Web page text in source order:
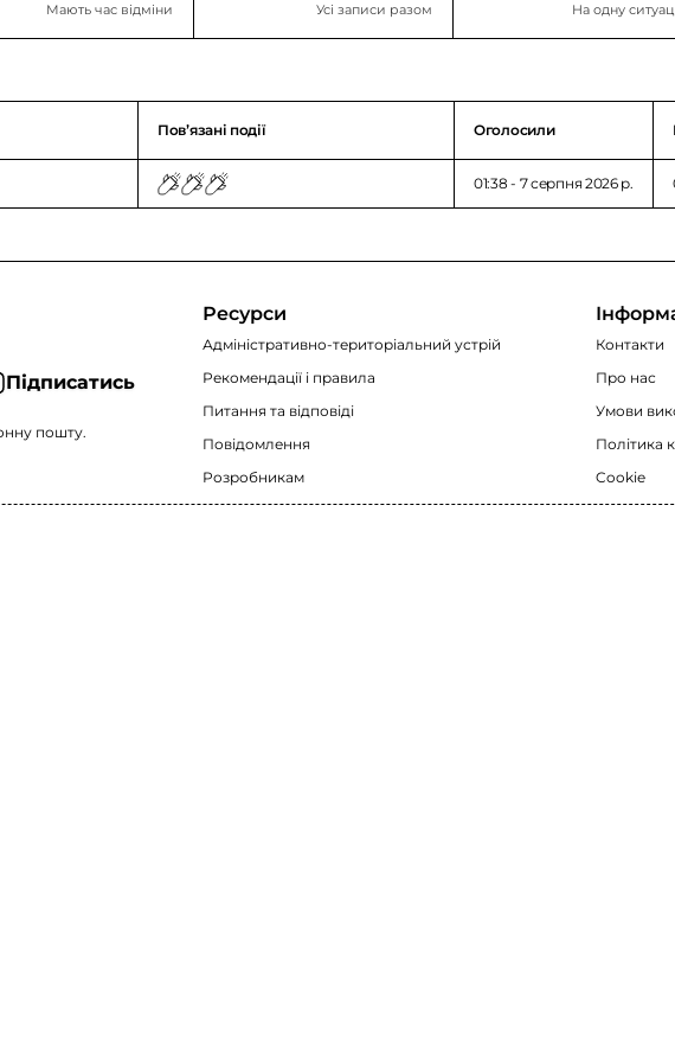
Мають час відміни Усі записи разом На одну
Повʼязані події Оголосили
01:38 - 7 серпня 2026 p.
Підписатись
пошту.
Ресурси
Адміністративно-територіальний устрій
Рекомендації i правила
Питання та відповіді
Повідомлення
Розробникам
Контакти
Про нас
Умови
Політика
Cookie